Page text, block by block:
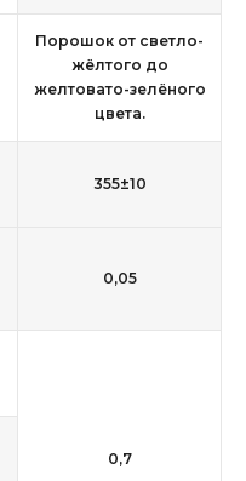
Порошок от светло-
жёлтого до
желтовато-зелёного
цвета.
355±10
0,05
0,7